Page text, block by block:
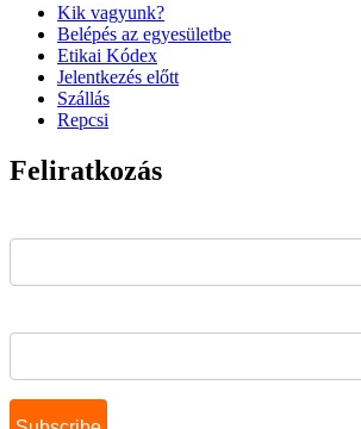
Kik vagyunk?
Belépés az egyesületbe
Etikai Kódex
Jelentkezés előtt
Szállás
Repcsi
Feliratkozás